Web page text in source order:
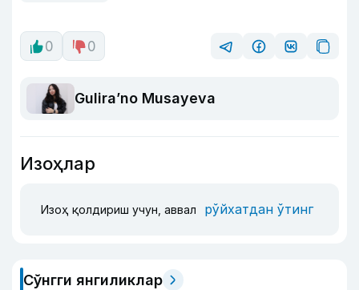
0 0
Guliraʼno Musayeva
Изоҳлар
Изоҳ қолдириш учун, аввал рўйхатдан ўтинг
Сўнгги янгиликлар